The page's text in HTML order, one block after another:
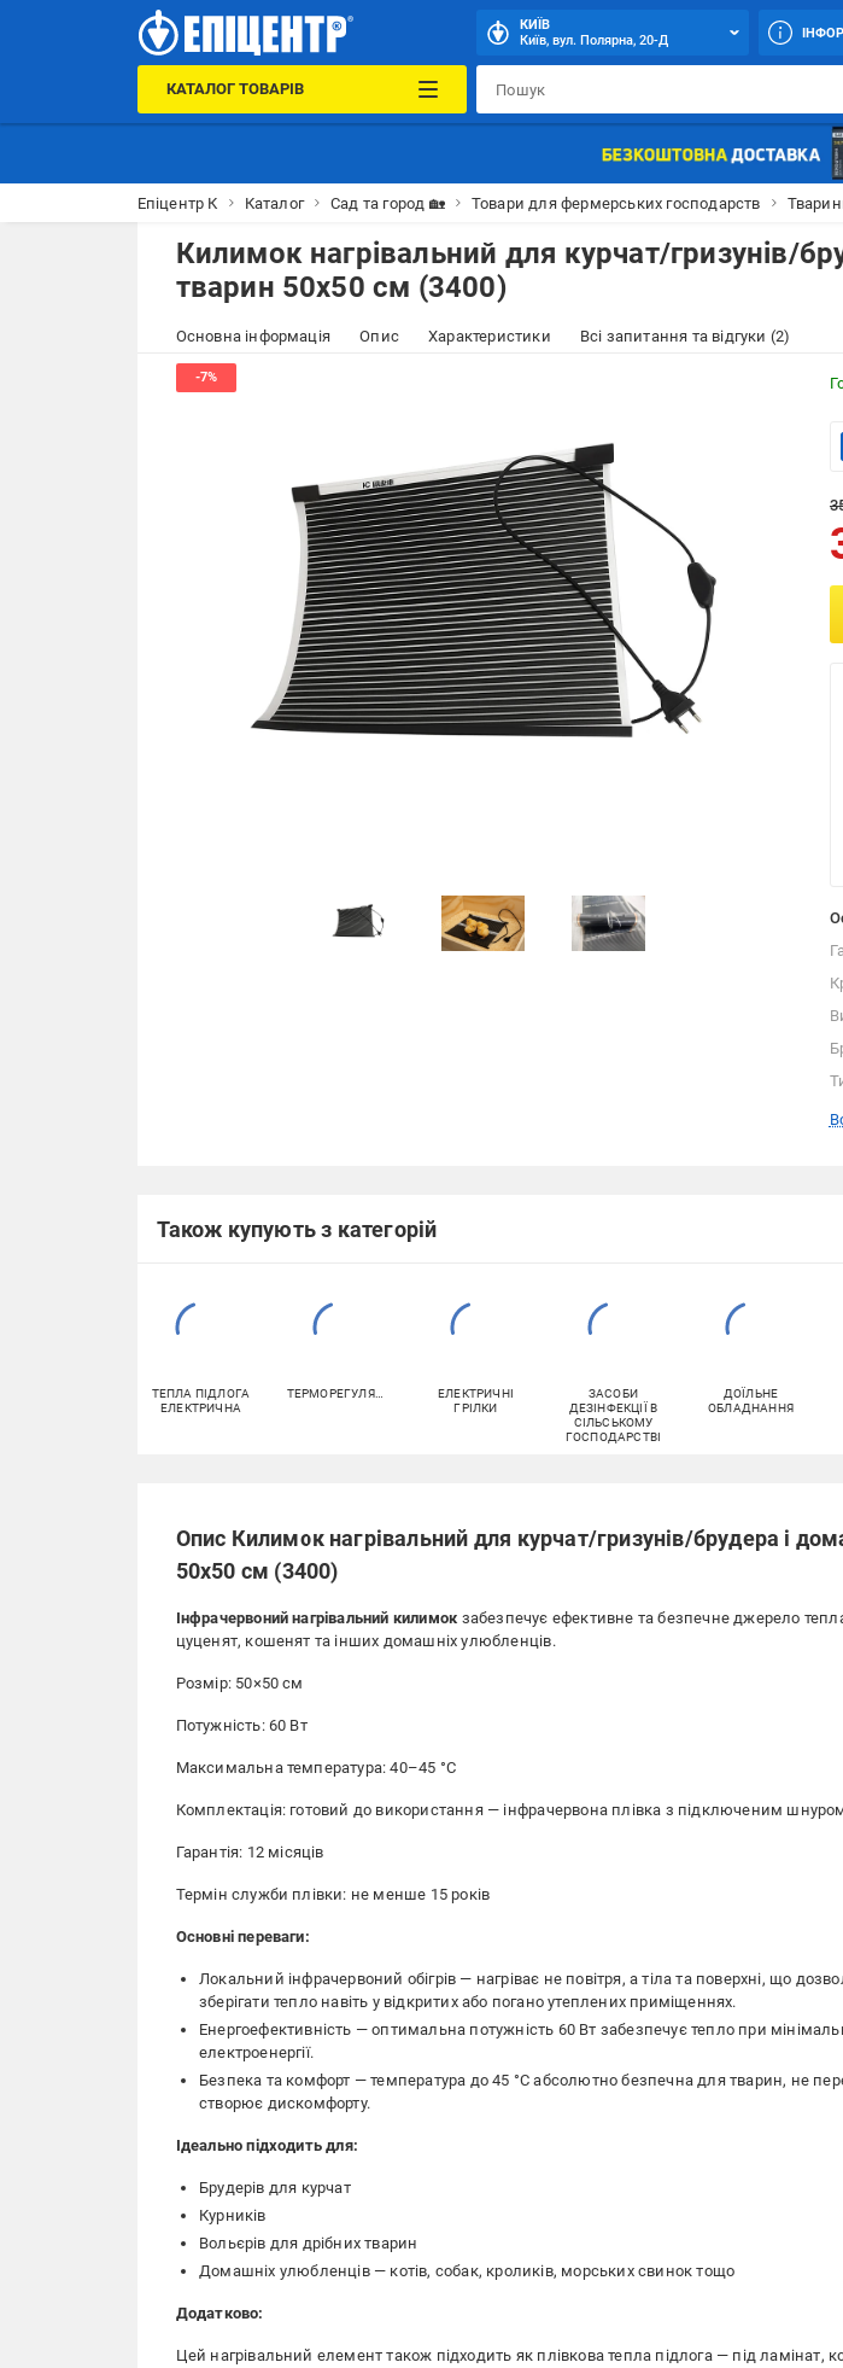
КИЇВ
Київ, вул. Полярна, 20-Д
КАТАЛОГ ТОВАРІВ
Епіцентр К Каталог Сад та город 🏡 Товари для фермерських господарств
Килимок нагрівальний для курчат/гризунів/
тварин 50х50 см (3400)
Основна інформація Опис Характеристики Всі запитання та відгуки (2)
Також купують з категорій
ТЕПЛА ПІДЛОГА
ЕЛЕКТРИЧНА
ТЕРМОРЕГУЛЯТОРИ
ЕЛЕКТРИЧНІ
ГРІЛКИ
ЗАСОБИ
ДЕЗІНФЕКЦІЇ В
СІЛЬСЬКОМУ
ГОСПОДАРСТВІ
ДОЇЛЬНЕ
ОБЛАДНАННЯ
Опис Килимок нагрівальний для курчат/гризунів/брудера і
50х50 см (3400)
Інфрачервоний нагрівальний килимок забезпечує ефективне та безпечне джерело тепла
цуценят, кошенят та інших домашніх улюбленців.
Розмір: 50×50 см
Потужність: 60 Вт
Максимальна температура: 40–45 °C
Комплектація: готовий до використання — інфрачервона плівка з підключеним
Гарантія: 12 місяців
Термін служби плівки: не менше 15 років
Основні переваги:
Локальний інфрачервоний обігрів — нагріває не повітря, а тіла та поверхні, що
зберігати тепло навіть у відкритих або погано утеплених приміщеннях.
Енергоефективність — оптимальна потужність 60 Вт забезпечує тепло при
електроенергії.
Безпека та комфорт — температура до 45 °C абсолютно безпечна для тварин, не
створює дискомфорту.
Ідеально підходить для:
Брудерів для курчат
Курників
Вольєрів для дрібних тварин
Домашніх улюбленців — котів, собак, кроликів, морських свинок тощо
Додатково:
Цей нагрівальний елемент також підходить як плівкова тепла підлога — під ламінат,